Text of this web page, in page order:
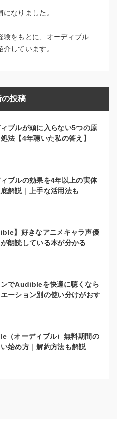
なりました。
験をもとに、オーディブル
しています。
の投稿
ブルが頭に入らない5つの原
法【4年聴いた私の答え】
ブルの効果を4年以上の実体
解説｜上手な活用法も
】好きなアニメキャラ声優
朗読している本が分かる
ンでAudibleを快適に聴くなら
ーション別の使い分けがおす
（オーディブル）無料期間の
始め方｜解約方法も解説